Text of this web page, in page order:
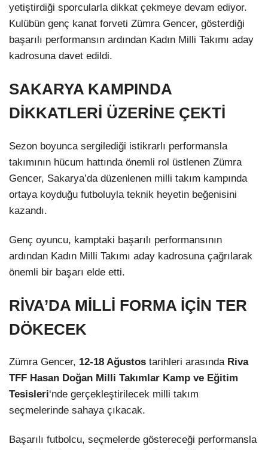
yetiştirdiği sporcularla dikkat çekmeye devam ediyor.
Kulübün genç kanat forveti Zümra Gencer, gösterdiği
başarılı performansın ardından Kadın Milli Takımı aday
kadrosuna davet edildi.
SAKARYA KAMPINDA
DİKKATLERİ ÜZERİNE ÇEKTİ
Sezon boyunca sergilediği istikrarlı performansla
takımının hücum hattında önemli rol üstlenen Zümra
Gencer, Sakarya’da düzenlenen milli takım kampında
ortaya koyduğu futboluyla teknik heyetin beğenisini
kazandı.
Genç oyuncu, kamptaki başarılı performansının
ardından Kadın Milli Takımı aday kadrosuna çağrılarak
önemli bir başarı elde etti.
RİVA’DA MİLLİ FORMA İÇİN TER
DÖKECEK
Zümra Gencer, 12-18 Ağustos tarihleri arasında Riva
TFF Hasan Doğan Milli Takımlar Kamp ve Eğitim
Tesisleri‘nde gerçekleştirilecek milli takım
seçmelerinde sahaya çıkacak.
Başarılı futbolcu, seçmelerde göstereceği performansla